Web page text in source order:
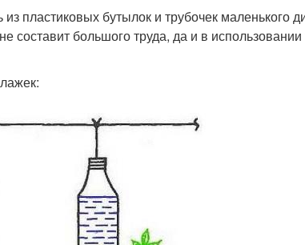
пластиковых бутылок и трубочек маленького
составит большого труда, да и в использовании